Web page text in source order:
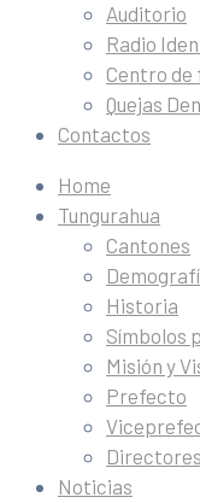
Auditorio
Radio
Centro
Quejas
Contactos
Home
Tungurahua
Cantones
Historia
Símbolos
Misión y
Prefecto
Directores
Noticias